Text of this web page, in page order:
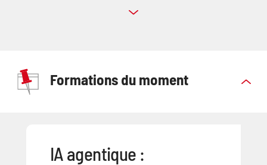
Formations du moment
IA agentique :